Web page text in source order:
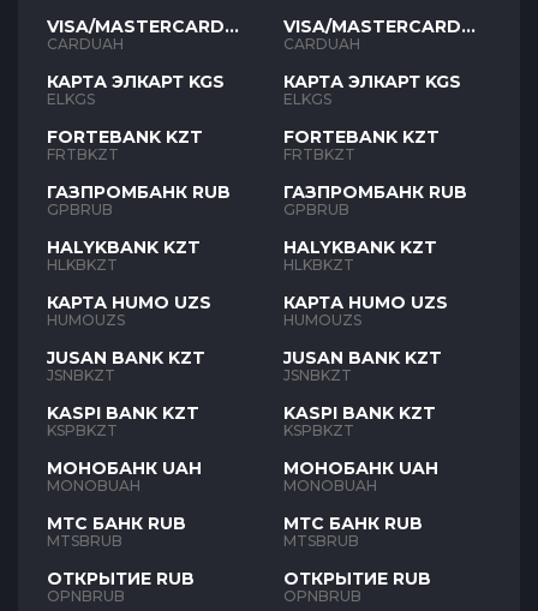
VISA/MASTERCARD
UAH
CARDUAH
КАРТА ЭЛКАРТ KGS
ELKGS
FORTEBANK KZT
FRTBKZT
ГАЗПРОМБАНК RUB
GPBRUB
HALYKBANK KZT
HLKBKZT
КАРТА HUMO UZS
HUMOUZS
JUSAN BANK KZT
JSNBKZT
KASPI BANK KZT
KSPBKZT
МОНОБАНК UAH
MONOBUAH
МТС БАНК RUB
MTSBRUB
ОТКРЫТИЕ RUB
OPNBRUB
VISA/MASTERCARD
UAH
CARDUAH
КАРТА ЭЛКАРТ KGS
ELKGS
FORTEBANK KZT
FRTBKZT
ГАЗПРОМБАНК RUB
GPBRUB
HALYKBANK KZT
HLKBKZT
КАРТА HUMO UZS
HUMOUZS
JUSAN BANK KZT
JSNBKZT
KASPI BANK KZT
KSPBKZT
МОНОБАНК UAH
MONOBUAH
МТС БАНК RUB
MTSBRUB
ОТКРЫТИЕ RUB
OPNBRUB